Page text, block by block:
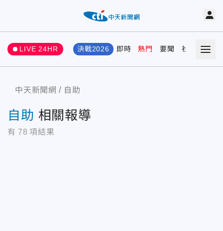
LIVE 24HR 決戰2026 即時 熱門 要聞 社會 娛樂
中天新聞網 自助
自助 相關報導
有 78 項結果